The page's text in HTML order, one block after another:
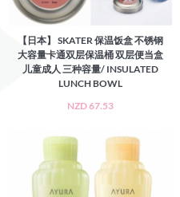
【日本】 SKATER 保温饭盒 不锈钢
大容量卡通双层保温桶 双层便当盒
儿童成人 三种容量/ INSULATED
LUNCH BOWL
NZD 67.53